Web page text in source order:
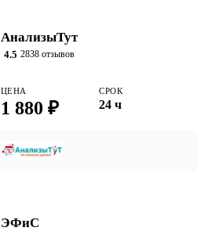
АнализыТут
4.5 2838 отзывов
ЦЕНА
1 880 ₽
СРОК
24 ч
ЭФиС